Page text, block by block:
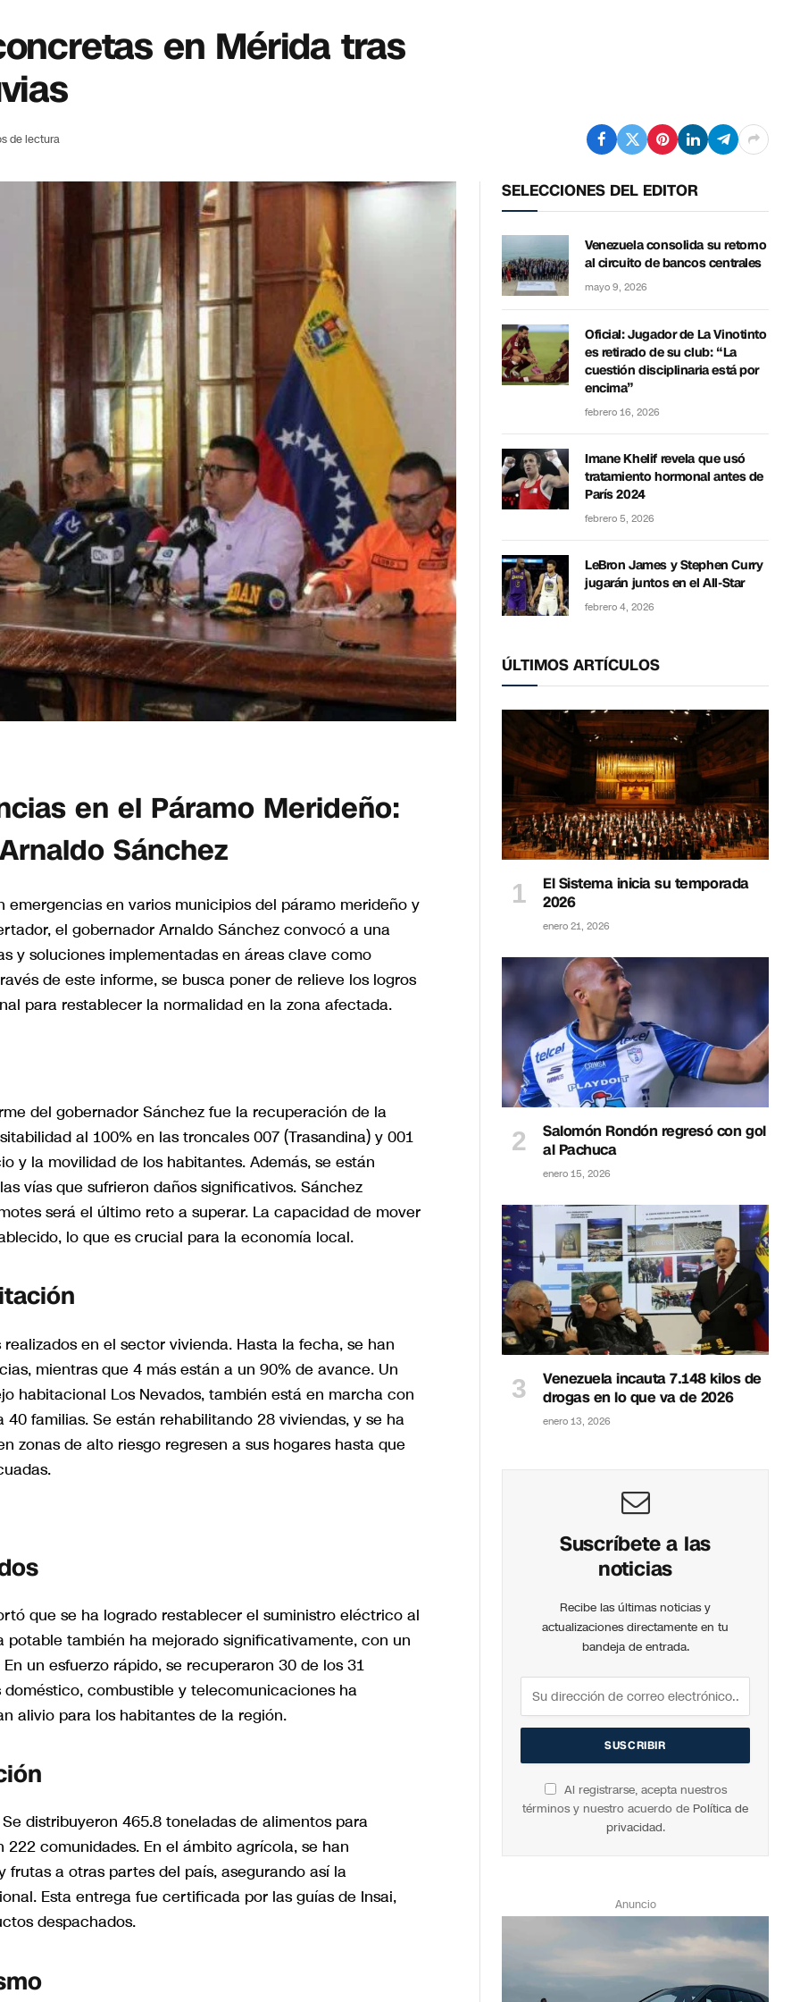
en Mérida tras
de lectura
en el Páramo Merideño:
Sánchez
en varios municipios del páramo merideño y
el gobernador Arnaldo Sánchez convocó a una
y soluciones implementadas en áreas clave como
de este informe, se busca poner de relieve los logros
para restablecer la normalidad en la zona afectada.
del gobernador Sánchez fue la recuperación de la
al 100% en las troncales 007 (Trasandina) y 001
y la movilidad de los habitantes. Además, se están
vías que sufrieron daños significativos. Sánchez
será el último reto a superar. La capacidad de mover
lo que es crucial para la economía local.
en el sector vivienda. Hasta la fecha, se han
mientras que 4 más están a un 90% de avance. Un
habitacional Los Nevados, también está en marcha con
familias. Se están rehabilitando 28 viviendas, y se ha
zonas de alto riesgo regresen a sus hogares hasta que
que se ha logrado restablecer el suministro eléctrico al
potable también ha mejorado significativamente, con un
un esfuerzo rápido, se recuperaron 30 de los 31
combustible y telecomunicaciones ha
alivio para los habitantes de la región.
distribuyeron 465.8 toneladas de alimentos para
comunidades. En el ámbito agrícola, se han
a otras partes del país, asegurando así la
Esta entrega fue certificada por las guías de Insai,
despachados.
SELECCIONES DEL EDITOR
Venezuela consolida su retorno
al circuito de bancos centrales
mayo 9, 2026
Oficial: Jugador de La Vinotinto
es retirado de su club: “La
cuestión disciplinaria está por
encima”
febrero 16, 2026
Imane Khelif revela que usó
tratamiento hormonal antes de
París 2024
febrero 5, 2026
LeBron James y Stephen Curry
jugarán juntos en el All-Star
febrero 4, 2026
ÚLTIMOS ARTÍCULOS
El Sistema inicia su temporada
2026
enero 21, 2026
Salomón Rondón regresó con gol
al Pachuca
enero 15, 2026
Venezuela incauta 7.148 kilos de
drogas en lo que va de 2026
enero 13, 2026
Suscríbete a las
noticias
Recibe las últimas noticias y
actualizaciones directamente en tu
bandeja de entrada.
Al registrarse, acepta nuestros
términos y nuestro acuerdo de Política de
privacidad.
Anuncio